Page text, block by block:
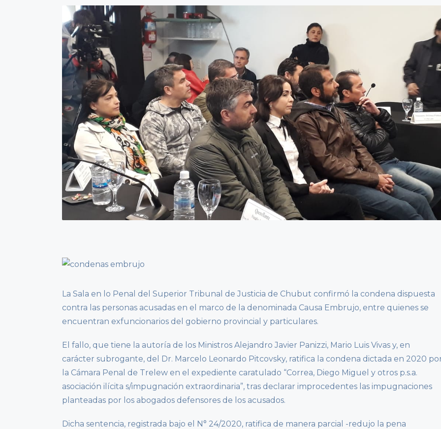
La Sala en lo Penal del Superior Tribunal de Justicia de Chubut confirmó la condena dispuesta
contra las personas acusadas en el marco de la denominada Causa Embrujo, entre quienes se
encuentran exfuncionarios del gobierno provincial y particulares.
El fallo, que tiene la autoría de los Ministros Alejandro Javier Panizzi, Mario Luis Vivas y, en
carácter subrogante, del Dr. Marcelo Leonardo Pitcovsky, ratifica la condena dictada en 2020
la Cámara Penal de Trelew en el expediente caratulado “Correa, Diego Miguel y otros p.s.a.
asociación ilícita s/impugnación extraordinaria”, tras declarar improcedentes las impugnaciones
planteadas por los abogados defensores de los acusados.
Dicha sentencia, registrada bajo el N° 24/2020, ratifica de manera parcial -redujo la pena